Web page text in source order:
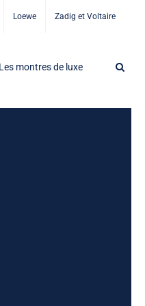
Loewe Zadig et Voltaire
Les montres de luxe